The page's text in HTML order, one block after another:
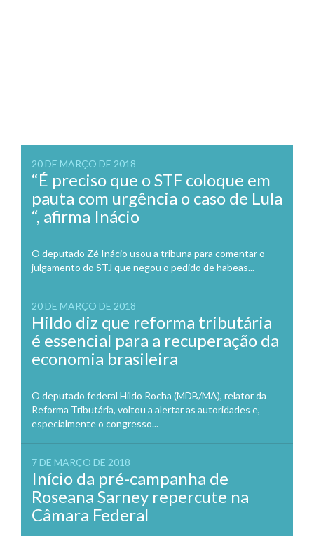
20 DE MARÇO DE 2018
“É preciso que o STF coloque em
pauta com urgência o caso de Lula
“, afirma Inácio
O deputado Zé Inácio usou a tribuna para comentar o
julgamento do STJ que negou o pedido de habeas...
20 DE MARÇO DE 2018
Hildo diz que reforma tributária
é essencial para a recuperação da
economia brasileira
O deputado federal Hildo Rocha (MDB/MA), relator da
Reforma Tributária, voltou a alertar as autoridades e,
especialmente o congresso...
7 DE MARÇO DE 2018
Início da pré-campanha de
Roseana Sarney repercute na
Câmara Federal